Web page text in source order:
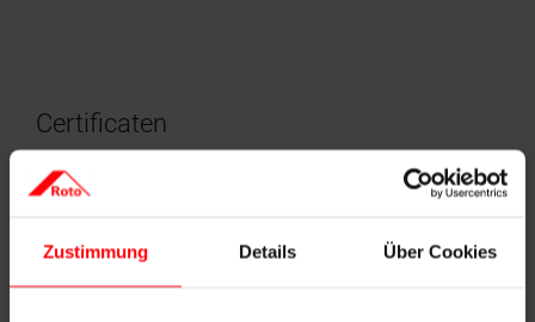
Zustimmung Details Über Cookies
Certificaten
Kwaliteit en betrouwbaarheid van onze producten in
één oogopslag. Onze producten worden regelmatig
instellingen. Van testwinnaars tot milieucertificaten en
awards voor gezond leven: onze producten voldoen
aan de hoogste normen.